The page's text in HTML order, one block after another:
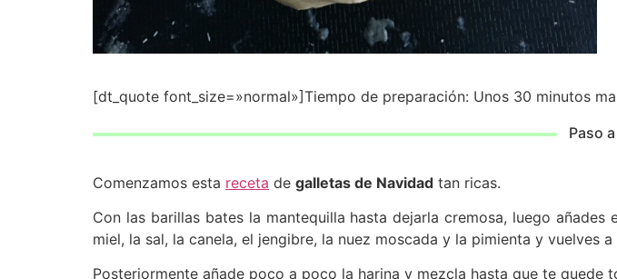
[dt_quote font_size=»normal»]Tiempo de preparación: Unos 30 minutos
Paso
Comenzamos esta receta de galletas de Navidad tan ricas.
Con las barillas bates la mantequilla hasta dejarla cremosa, luego
miel, la sal, la canela, el jengibre, la nuez moscada y la pimienta y vuelves
Posteriormente añade poco a poco la harina y mezcla hasta que te quede